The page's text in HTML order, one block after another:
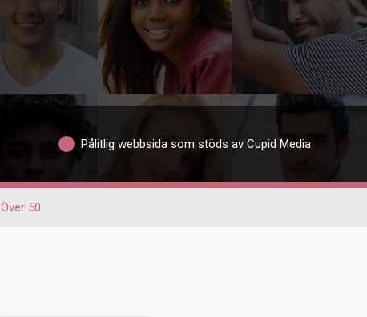
Pålitlig webbsida som stöds av Cupid Media
Över 50